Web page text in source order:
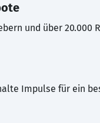
und über 20.000
Impulse für ein